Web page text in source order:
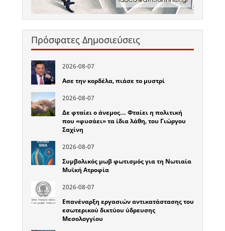
Πρόσφατες Δημοσιεύσεις
2026-08-07
Ασε την κορδέλα, πιάσε το μυστρί
2026-08-07
Δε φταίει ο άνεμος… Φταίει η πολιτική
που «φυσάει» τα ίδια λάθη, του Γιώργου
Σαχίνη
2026-08-07
Συμβολικός μωβ φωτισμός για τη Νωτιαία
Μυϊκή Ατροφία
2026-08-07
Επανέναρξη εργασιών αντικατάστασης του
εσωτερικού δικτύου ύδρευσης
Μεσολογγίου